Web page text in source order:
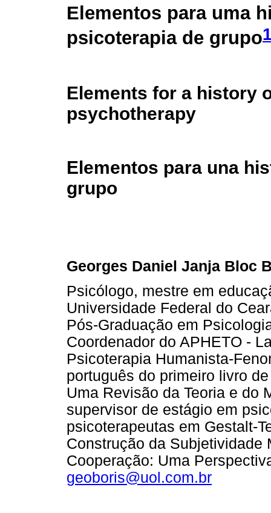
Elementos para uma
psicoterapia de grupo
Elements for a history
psychotherapy
Elementos para una
grupo
Georges Daniel Janja Bloc
Psicólogo, mestre em
Universidade Federal do
Pós-Graduação em
Coordenador do APHETO -
Psicoterapia Humanista-
português do primeiro livro
Uma Revisão da Teoria e do
supervisor de estágio em
psicoterapeutas em Gestalt-
Construção da Subjetividade
Cooperação: Uma
geoboris@uol.com.br